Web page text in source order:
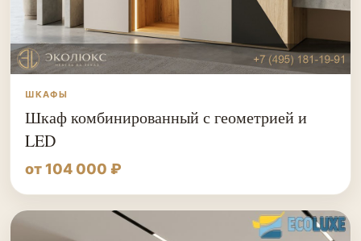
ШКАФЫ
Шкаф комбинированный с геометрией и
LED
от 104 000 ₽